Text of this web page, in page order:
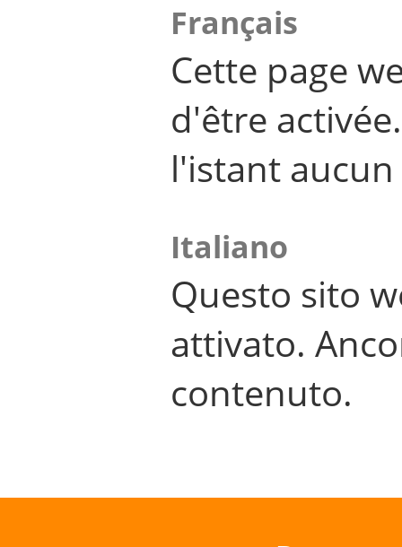
Français
Cette page
d'être
l'istant
Italiano
Questo sito
attivato.
contenuto.